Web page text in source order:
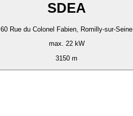
SDEA
60 Rue du Colonel Fabien, Romilly-sur-Seine
max. 22 kW
3150 m